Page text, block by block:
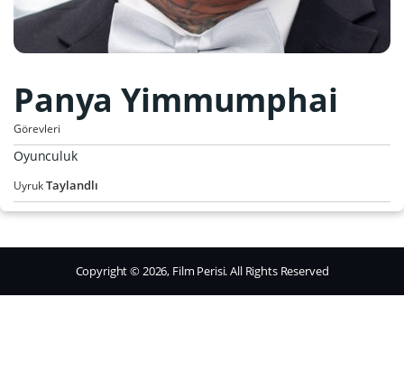
Panya Yimmumphai
Görevleri
Oyunculuk
UyrukTaylandlı
Copyright © 2026, Film Perisi. All Rights Reserved